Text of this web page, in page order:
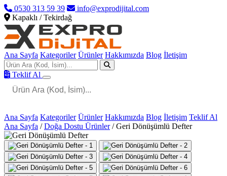
0530 313 59 39
info@exprodijital.com
Kapaklı / Tekirdağ
Ana Sayfa Kategoriler Ürünler Hakkımızda Blog İletişim
Teklif Al
Ana Sayfa Kategoriler Ürünler Hakkımızda Blog İletişim Teklif Al
Ana Sayfa / Doğa Dostu Ürünler / Geri Dönüşümlü Defter